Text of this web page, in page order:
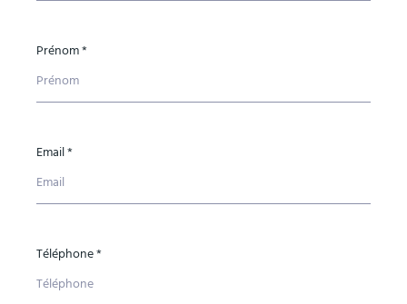
Prénom *
Email *
Téléphone *